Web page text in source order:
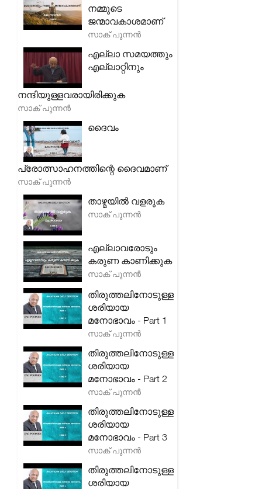
നമ്മുടെ
ജന്മാവകാശമാണ്
സാക് പുന്നൻ
എല്ലാ സമയത്തും
എല്ലാറ്റിനും
നന്ദിയുള്ളവരായിരിക്കുക
സാക് പുന്നൻ
ദൈവം
പ്രോത്സാഹനത്തിന്റെ ദൈവമാണ്
സാക് പുന്നൻ
താഴ്മയിൽ വളരുക
സാക് പുന്നൻ
എല്ലാവരോടും
കരുണ കാണിക്കുക
സാക് പുന്നൻ
തിരുത്തലിനോടുള്ള
ശരിയായ
മനോഭാവം - Part 1
സാക് പുന്നൻ
തിരുത്തലിനോടുള്ള
ശരിയായ
മനോഭാവം - Part 2
സാക് പുന്നൻ
തിരുത്തലിനോടുള്ള
ശരിയായ
മനോഭാവം - Part 3
സാക് പുന്നൻ
തിരുത്തലിനോടുള്ള
ശരിയായ